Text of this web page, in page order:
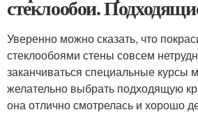
стеклообои.
Уверенно можно сказать, что
стеклообоями стены совсем
заканчиваться специальные курсы
желательно выбрать подходящую
она отлично смотрелась и хорошо